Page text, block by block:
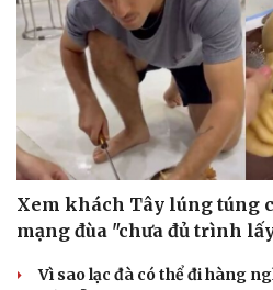
Xem khách Tây lúng túng
mạng đùa "chưa đủ trình
Vì sao lạc đà có thể đi hàng